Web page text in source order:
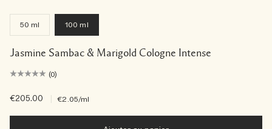
50 ml 100 ml
Jasmine Sambac & Marigold Cologne Intense
(0)
€205.00 €2.05/ml